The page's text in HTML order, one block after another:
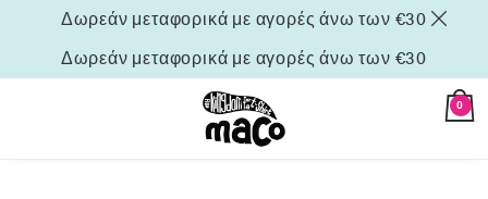
Δωρεάν μεταφορικά με αγορές άνω των €30
Δωρεάν μεταφορικά με αγορές άνω των €30
0